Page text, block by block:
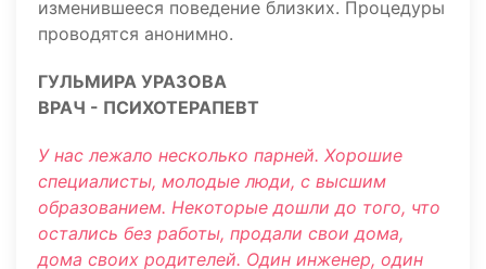
изменившееся поведение близких. Процедуры
проводятся анонимно.
ГУЛЬМИРА УРАЗОВА
ВРАЧ - ПСИХОТЕРАПЕВТ
У нас лежало несколько парней. Хорошие
специалисты, молодые люди, с высшим
образованием. Некоторые дошли до того, что
остались без работы, продали свои дома,
дома своих родителей. Один инженер, один